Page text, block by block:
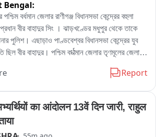
নামানোর ফলে রাস্তারও ক্ষতি হচ্ছে বলে অভিযোগ
প্রয়োজনীয় ব্যবস্থা নেওয়ার দাবি জানিয়ে তিনি
সমাধান চান তাঁরা。
অভিজিৎ বিশ্বাসের অভিযোগ, দীর্ঘদিন ধরে এই
পদক্ষেপ নেওয়া হয়নি। তাঁর দাবি, নির্মাণস্থলে বড়
ছোটখাটো দুর্ঘটনাও ঘটছে। 그는 অভিযোগ করেন,
দখলমুক্ত ও নিরাপদ করার আবেদন জানান তিনি。
অবিলম্বে নির্মাণসামগ্রী সরিয়ে স্বাভাবিক যান চলাচল
যাতে জনসাধারণের ভোগান্তি না হয়, সে বিষয়ে
Bengal:
বর্ধমান জেলার রাণীগঞ্জ বিধানসভা কেন্দ্রের বহুলা
বীর বাহাদুর সিং । ঝাড়খণ্ডের মধুপুর থেকে তাকে
পুলিশ। এছাড়াও পাণ্ডবেশ্বর বিধানসভা কেন্দ্রের যুব
বীর বাহাদুর। পশ্চিম বर्धমান জেলার তৃণমূলের জেলা
বাহাদুর। এলাকায় সন্ত্রাস তোলাবাজি সহ একাধিক Report
का आंदोलन 13वें दिन जारी, राहुल